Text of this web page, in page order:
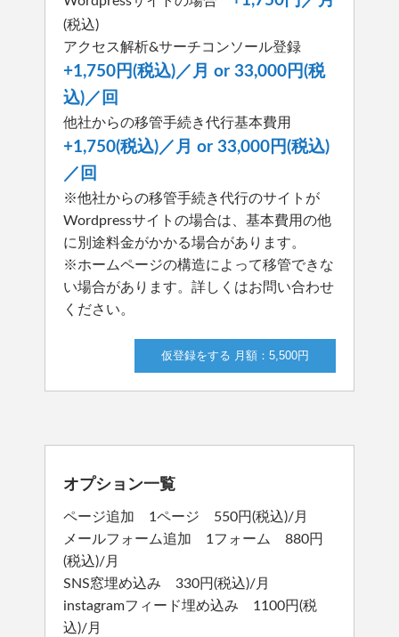
(税込)
アクセス解析&サーチコンソール登録
+1,750円(税込)／月 or 33,000円(税
込)／回
他社からの移管手続き代行基本費用
+1,750(税込)／月 or 33,000円(税込)
／回
※他社からの移管手続き代行のサイトが
Wordpressサイトの場合は、基本費用の他
に別途料金がかかる場合があります。
※ホームページの構造によって移管できな
い場合があります。詳しくはお問い合わせ
ください。
仮登録をする 月額：5,500円
オプション一覧
ページ追加 1ページ 550円(税込)/月
メールフォーム追加 1フォーム 880円
(税込)/月
SNS窓埋め込み 330円(税込)/月
instagramフィード埋め込み 1100円(税
込)/月